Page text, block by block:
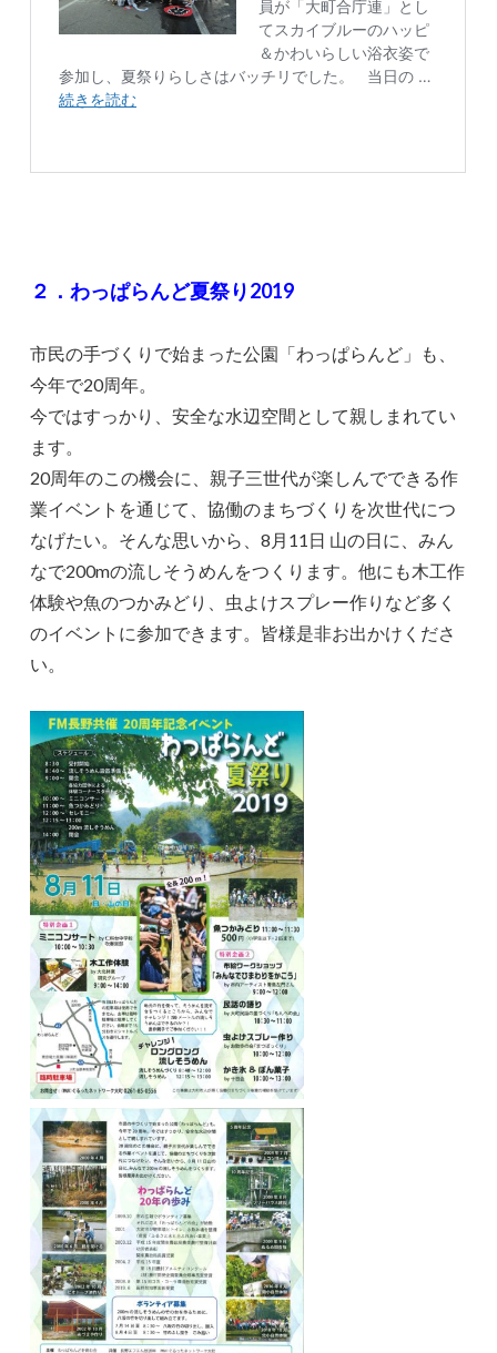
２．わっぱらんど夏祭り2019
市民の手づくりで始まった公園「わっぱらんど」も、
今年で20周年。
今ではすっかり、安全な水辺空間として親しまれてい
ます。
20周年のこの機会に、親子三世代が楽しんでできる作
業イベントを通じて、協働のまちづくりを次世代につ
なげたい。そんな思いから、8月11日 山の日に、みん
なで200mの流しそうめんをつくります。他にも木工作
体験や魚のつかみどり、虫よけスプレー作りなど多く
のイベントに参加できます。皆様是非お出かけくださ
い。